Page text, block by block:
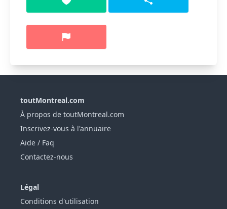
toutMontreal.com
À propos de toutMontreal.com
Inscrivez-vous à l'annuaire
Aide / Faq
Contactez-nous
Légal
Conditions d'utilisation